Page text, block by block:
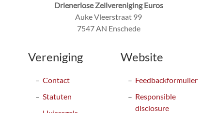
Drienerlose Zeilvereniging Euros
Auke Vleerstraat 99
7547 AN Enschede
Vereniging
Contact
Statuten
Website
Feedbackformulier
Responsible
disclosure